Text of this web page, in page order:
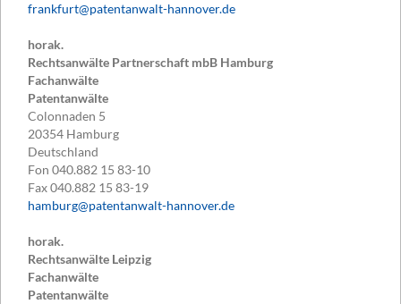
frankfurt@patentanwalt-hannover.de
horak.
Rechtsanwälte Partnerschaft mbB Hamburg
Fachanwälte
Patentanwälte
Colonnaden 5
20354 Hamburg
Deutschland
Fon 040.882 15 83-10
Fax040.882 15 83-19
hamburg@patentanwalt-hannover.de
horak.
Rechtsanwälte Leipzig
Fachanwälte
Patentanwälte